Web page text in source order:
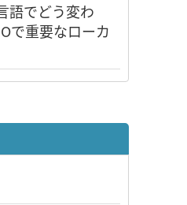
語でどう変わ
で重要なローカ